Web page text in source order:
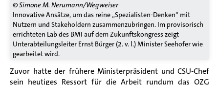
© Simone M. Nerumann/Wegweiser
Innovative Ansätze, um das reine „Spezialisten-Denken“ mit
Nutzern und Stakeholdern zusammenzubringen. Im provisorisch
errichteten Lab des BMI auf dem Zukunftskongress zeigt
Unterabteilungsleiter Ernst Bürger (2. v. l.) Minister Seehofer wie
gearbeitet wird.
Zuvor hatte der frühere Ministerpräsident und CSU-Chef
sein heutiges Ressort für die Arbeit rundum das OZG